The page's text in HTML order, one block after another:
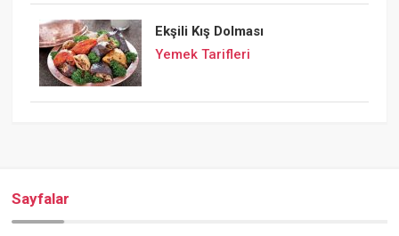
Ekşili Kış Dolması
Yemek Tarifleri
Sayfalar